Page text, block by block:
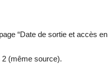
“Date de sortie et accès en
(même source).